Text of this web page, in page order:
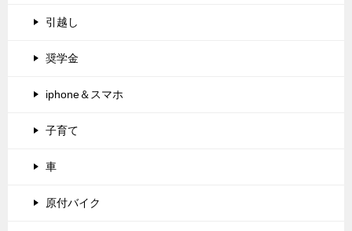
引越し
奨学金
iphone＆スマホ
子育て
車
原付バイク